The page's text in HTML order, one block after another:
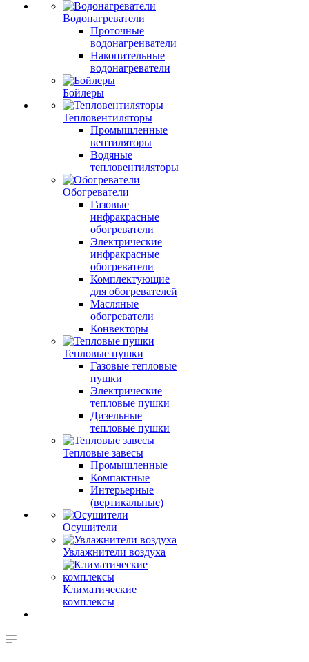
Водонагреватели
Проточные
водонагренватели
Накопительные
водонагреватели
Бойлеры
Тепловентиляторы
Промышленные
вентиляторы
Водяные
тепловентиляторы
Обогреватели
Газовые
инфракрасные
обогреватели
Электрические
инфракрасные
обогреватели
Комплектующие
для обогревателей
Масляные
обогреватели
Конвекторы
Тепловые пушки
Газовые тепловые
пушки
Электрические
тепловые пушки
Дизельные
тепловые пушки
Тепловые завесы
Промышленные
Компактные
Интерьерные
(вертикальные)
Осушители
Увлажнители воздуха
Климатические
комплексы